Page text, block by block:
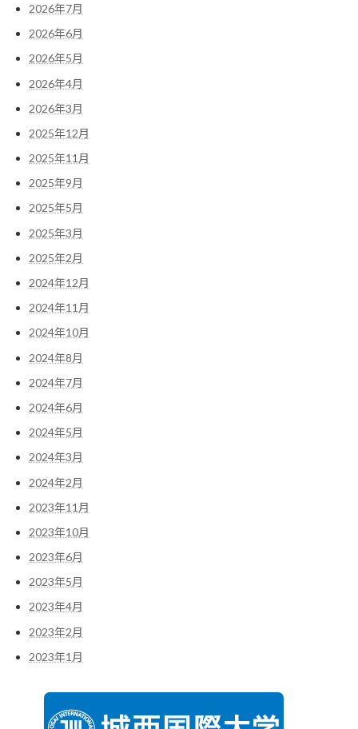
2026年7月
2026年6月
2026年5月
2026年4月
2026年3月
2025年12月
2025年11月
2025年9月
2025年5月
2025年3月
2025年2月
2024年12月
2024年11月
2024年10月
2024年8月
2024年7月
2024年6月
2024年5月
2024年3月
2024年2月
2023年11月
2023年10月
2023年6月
2023年5月
2023年4月
2023年2月
2023年1月